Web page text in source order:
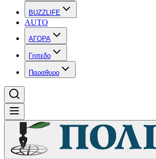
BUZZLIFE
AUTO
ΑΓΟΡΑ
Γηπεδο
Παραθυρο